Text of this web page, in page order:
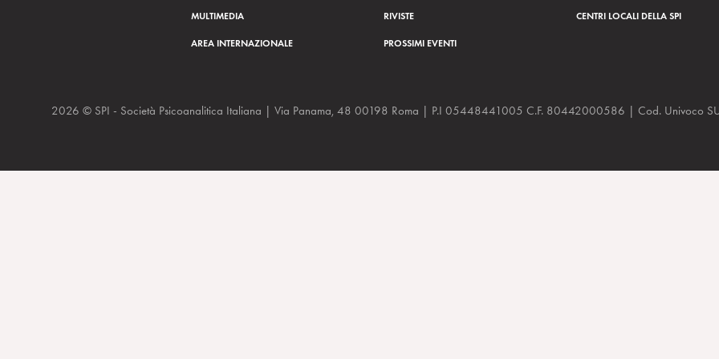
MULTIMEDIA
AREA INTERNAZIONALE
RIVISTE
PROSSIMI EVENTI
CENTRI LOCALI DELLA SPI
2026 © SPI - Società Psicoanalitica Italiana | Via Panama, 48 00198 Roma | P.I 05448441005 C.F. 80442000586 | Cod. Univoco